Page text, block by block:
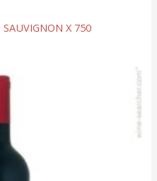
SAUVIGNON X 750